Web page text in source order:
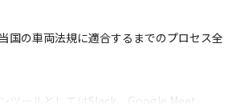
国の車両法規に適合するまでのプロセス全
ツールとしてはSlack、Google Meet、